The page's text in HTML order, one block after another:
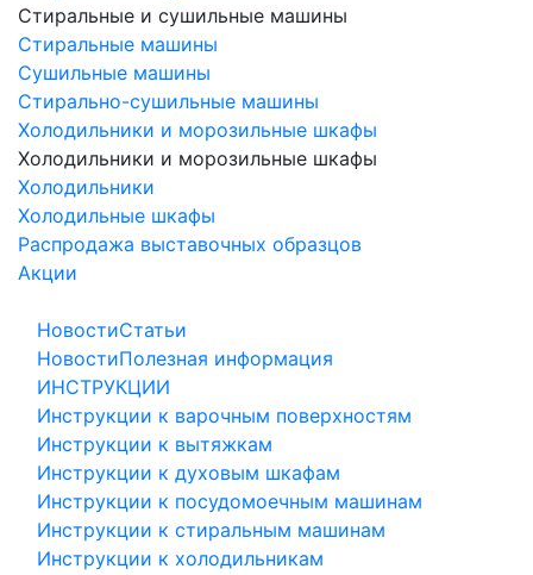
Стиральные и сушильные машины
Стиральные машины
Сушильные машины
Стирально-сушильные машины
Холодильники и морозильные шкафы
Холодильники и морозильные шкафы
Холодильники
Холодильные шкафы
Распродажа выставочных образцов
Акции
Новости
Новости
Статьи
Полезная информация
ИНСТРУКЦИИ
Инструкции к варочным поверхностям
Инструкции к вытяжкам
Инструкции к духовым шкафам
Инструкции к посудомоечным машинам
Инструкции к стиральным машинам
Инструкции к холодильникам